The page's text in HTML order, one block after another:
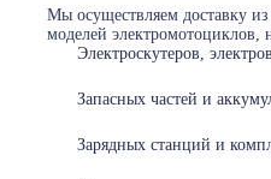
Мы осуществляем доставку
моделей электромотоциклов,
Электроскутеров,
Запасных частей и
Зарядных станций и